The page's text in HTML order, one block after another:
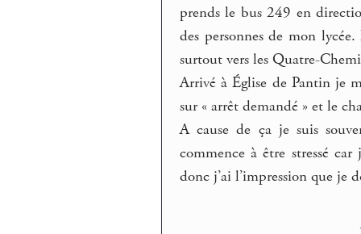
prends le bus 249 en
des personnes de mon
surtout vers les Quatre-
Arrivé à Église de Pantin je
sur « arrêt demandé » et le
A cause de ça je suis
commence à être stressé
donc j’ai l’impression que je